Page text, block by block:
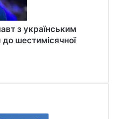
з українським
до шестимісячної